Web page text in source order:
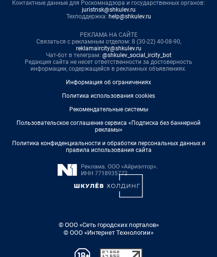
Контактные данные для Роскомнадзора и государственных органов:
juristnsk@shkulev.ru
Техподдержка: help@shkulev.ru
РЕКЛАМА НА САЙТЕ
Связаться с рекламным отделом: 8 (30-22) 40-08-90,
reklamaircity@shkulev.ru
Чат-бот в телеграм: @shkulev_social_ircity_bot
Редакция сайта не несет ответственности за достоверность
информации, содержащейся в рекламных объявлениях.
Информация об ограничениях
Политика использования cookies
Рекомендательные системы
Пользовательское соглашение сервиса «Подписка без баннерной
рекламы»
Политика конфиденциальности и обработки персональных данных и
правила использования сайта
© ООО «Сеть городских порталов»
© ООО «Интернет Технологии»